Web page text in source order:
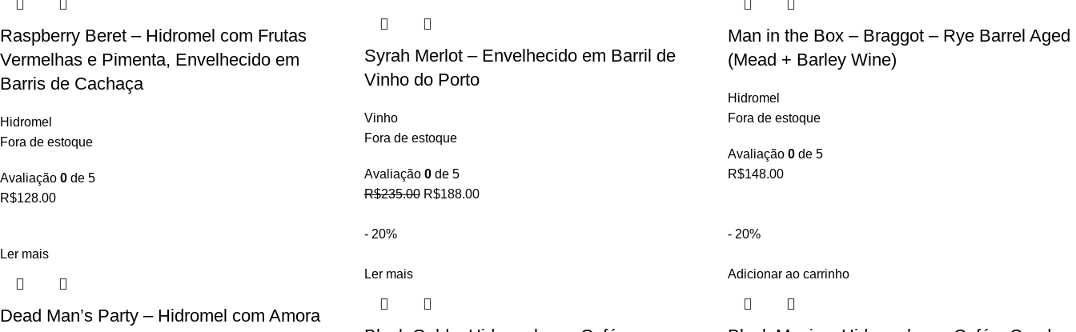
Raspberry Beret – Hidromel com Frutas
Vermelhas e Pimenta, Envelhecido em
Barris de Cachaça
Hidromel
Fora de estoque
Avaliação 0 de 5
R$128.00
Syrah Merlot – Envelhecido em Barril de
Vinho do Porto
Vinho
Fora de estoque
Avaliação 0de 5
R$235.00 R$188.00
Man in the Box – Braggot – Rye Barrel Aged
(Mead + Barley Wine)
Hidromel
Fora de estoque
Avaliação0 de 5
R$148.00
Ler mais
Dead Man’s Party – Hidromel com Amora
- 20%
Ler mais
- 20%
Adicionar ao carrinho